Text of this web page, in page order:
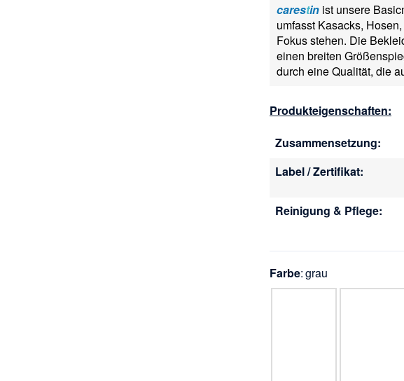
carestin ist unsere
umfasst Kasacks,
Fokus stehen. Die
einen breiten
durch eine Qualität, die
Produkteigenschaften:
Zusammensetzung:
Label / Zertifikat:
Reinigung & Pflege:
Farbe grau